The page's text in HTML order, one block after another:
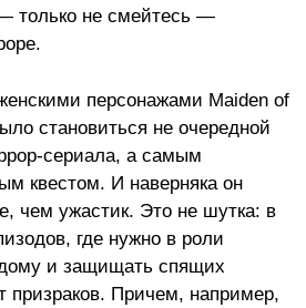
только не смейтесь —
персонажами Maiden of
становиться не очередной
сериала, а самым
квестом. И наверняка он
чем ужастик. Это не шутка: в
где нужно в роли
и защищать спящих
призраков. Причем, например,